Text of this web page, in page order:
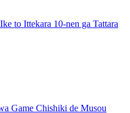
to Ittekara 10-nen ga Tattara